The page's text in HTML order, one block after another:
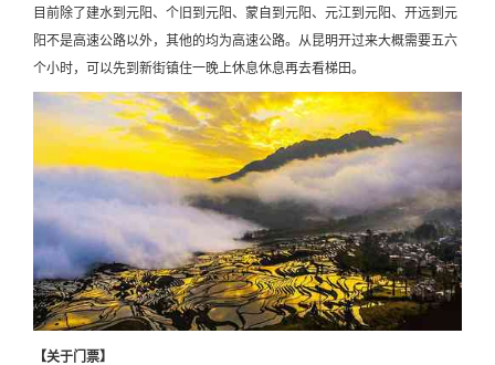
目前除了建水到元阳、个旧到元阳、蒙自到元阳、元江到元阳、开远到元
阳不是高速公路以外，其他的均为高速公路。从昆明开过来大概需要五六
个小时，可以先到新街镇住一晚上休息休息再去看梯田。
【关于门票】